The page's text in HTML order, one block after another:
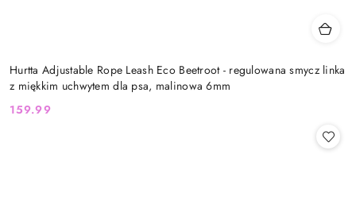
Hurtta Adjustable Rope Leash Eco Beetroot - regulowana smycz linka
z miękkim uchwytem dla psa, malinowa 6mm
Cena:
159.99